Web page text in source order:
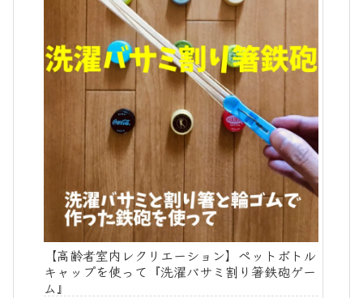
【高齢者室内レクリエーション】ペットボトル
キャップを使って『洗濯バサミ割り箸鉄砲ゲー
ム』